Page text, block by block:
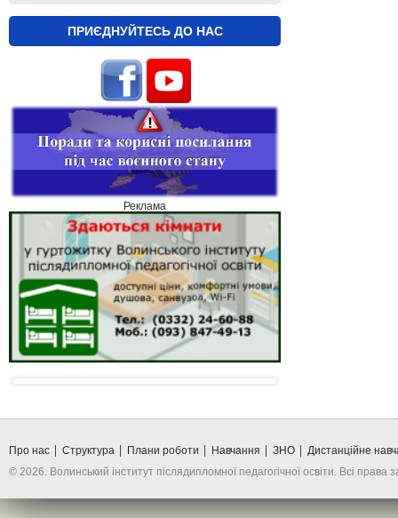
ПРИЄДНУЙТЕСЬ ДО НАС
Реклама
Про нас Структура Плани роботи Навчання ЗНО
Дистанційне
© 2026. Волинський інститут післядипломної педагогічної освіти. Всі права